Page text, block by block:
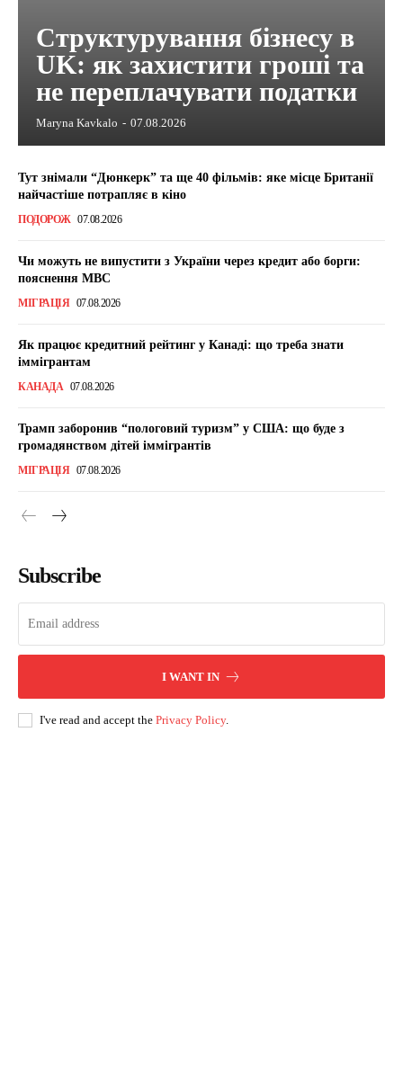
Структурування бізнесу в
UK: як захистити гроші та
не переплачувати податки
Maryna Kavkalo - 07.08.2026
Тут знімали “Дюнкерк” та ще 40 фільмів: яке місце Британії
найчастіше потрапляє в кіно
ПОДОРОЖ 07.08.2026
Чи можуть не випустити з України через кредит або борги:
пояснення МВС
МІГРАЦІЯ 07.08.2026
Як працює кредитний рейтинг у Канаді: що треба знати
іммігрантам
КАНАДА 07.08.2026
Трамп заборонив “пологовий туризм” у США: що буде з
громадянством дітей іммігрантів
МІГРАЦІЯ 07.08.2026
Subscribe
I WANT IN
I've read and accept the Privacy Policy.